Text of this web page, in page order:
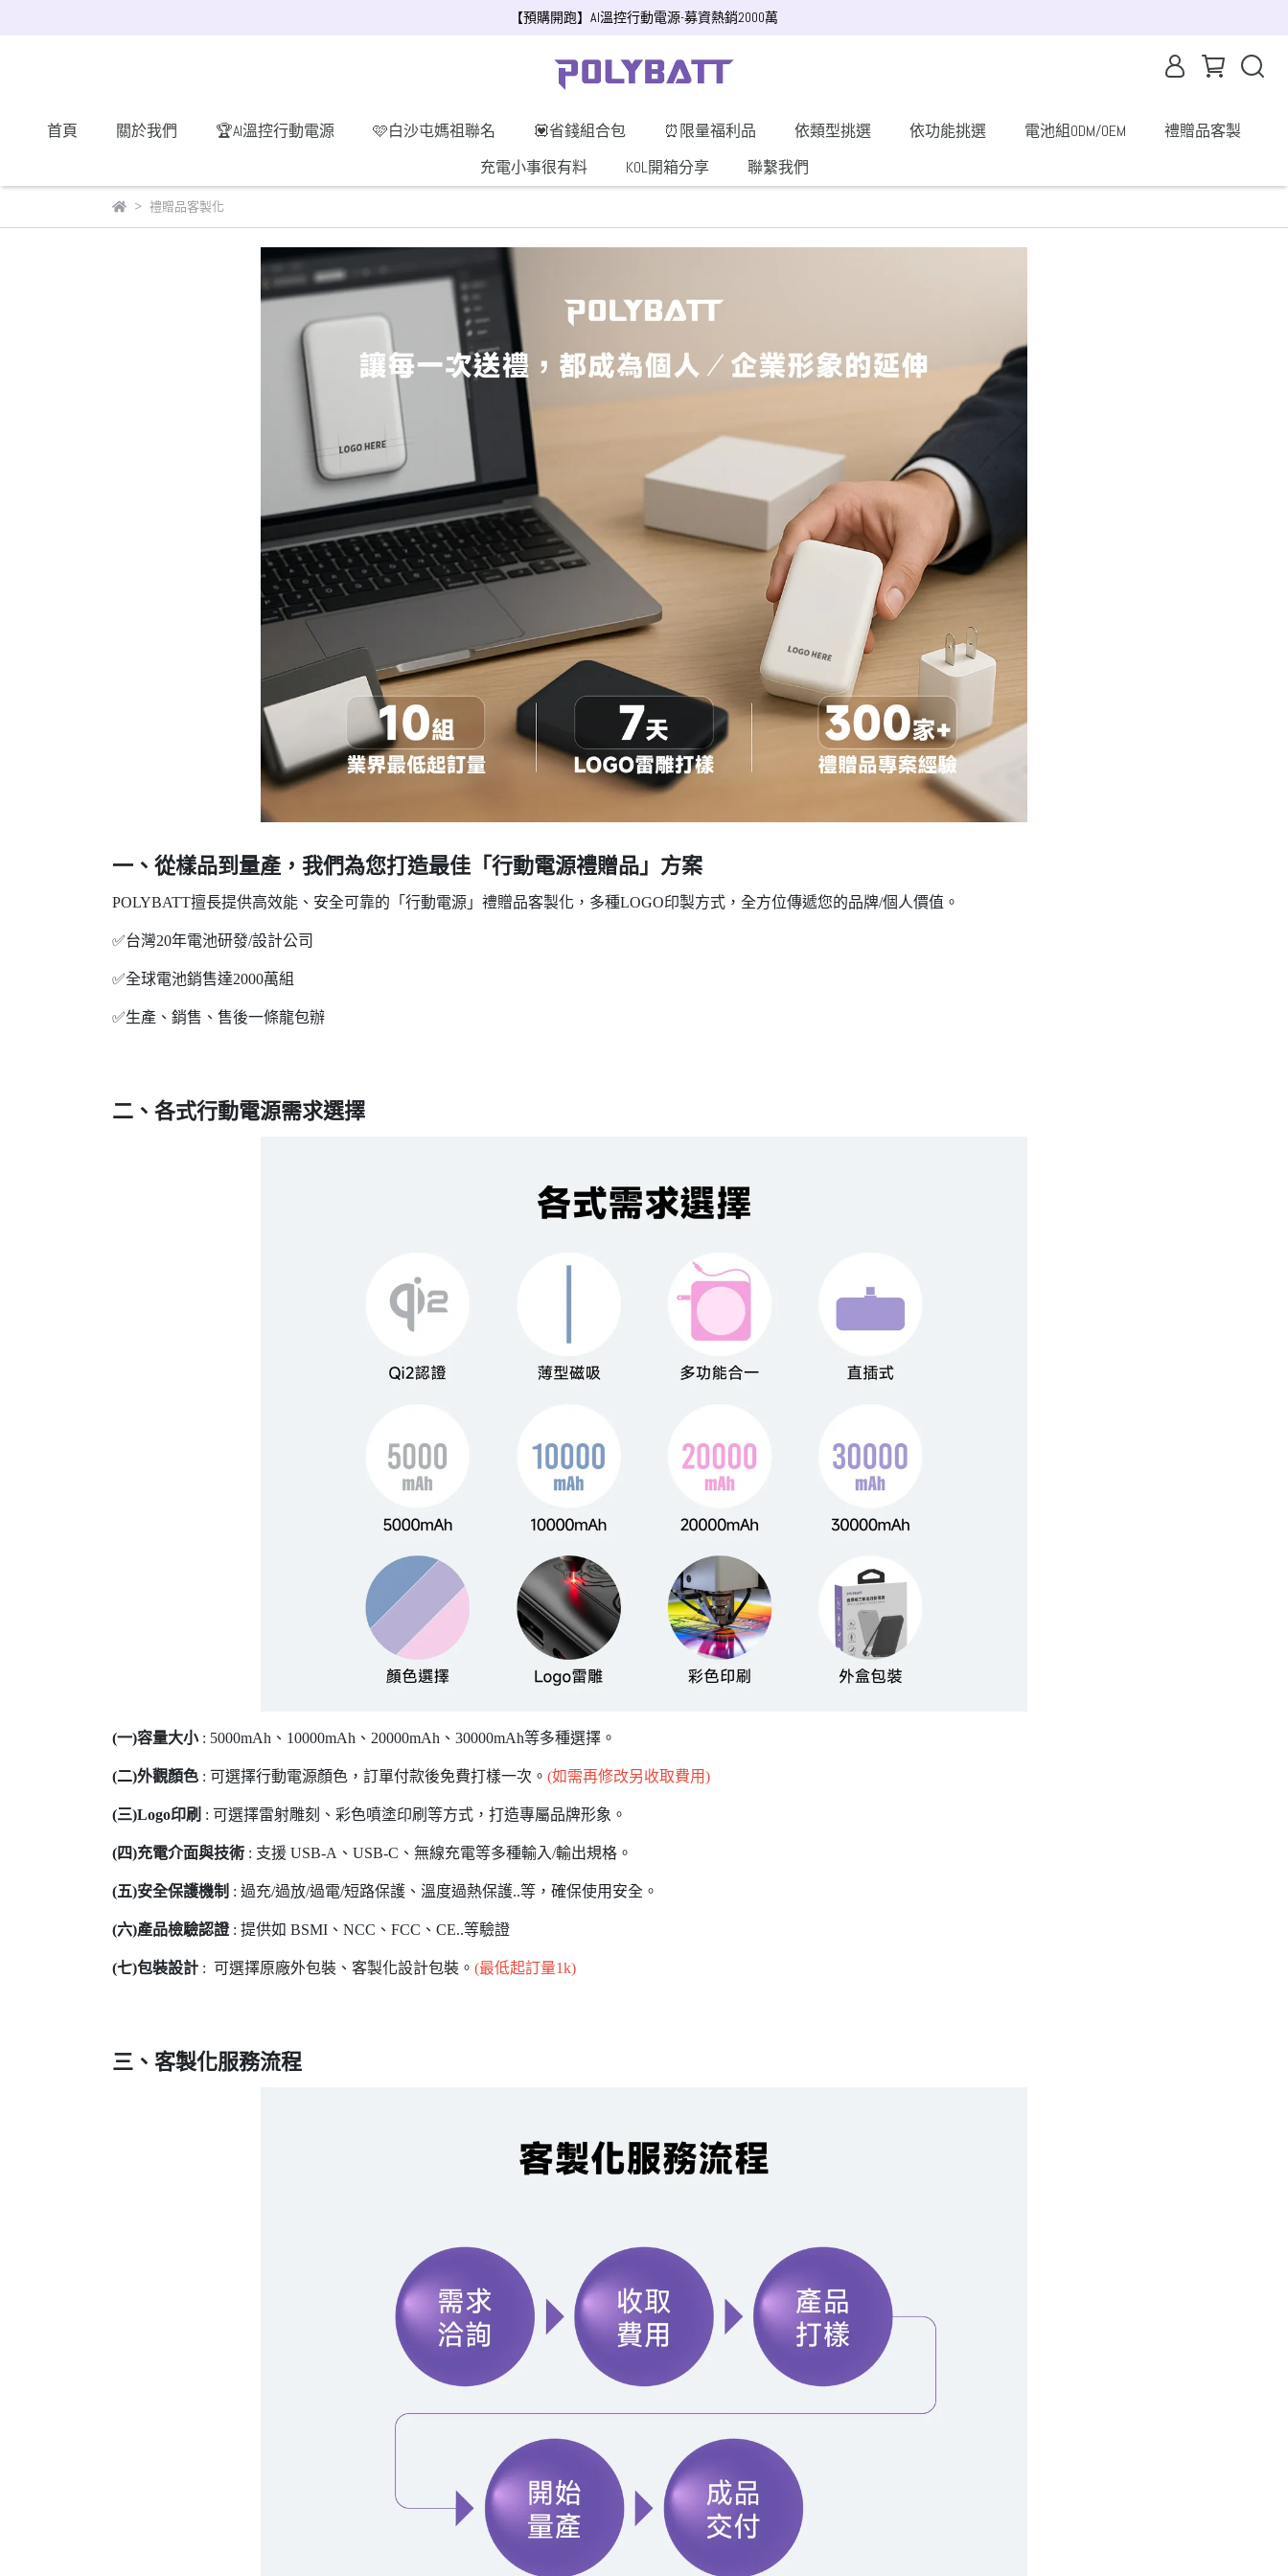
【預購開跑】AI溫控行動電源-募資熱銷2000萬
首頁 關於我們 🏆AI溫控行動電源 🩷白沙屯媽祖聯名 💟省錢組合包 ⏰限量福利品 依類型挑選 依功能挑選 電池組ODM/OEM
禮贈品客製
充電小事很有料
KOL開箱分享 聯繫我們
禮贈品客製化
一、從樣品到量產，我們為您打造最佳「行動電源禮贈品」方案
POLYBATT擅長提供高效能、安全可靠的「行動電源」禮贈品客製化，多種LOGO印製方式，全方位傳遞您的品牌/個人價值。
✅台灣20年電池研發/設計公司
✅全球電池銷售達2000萬組
✅生產、銷售、售後一條龍包辦
二、各式行動電源需求選擇
(一)容量大小: 5000mAh、10000mAh、20000mAh、30000mAh等多種選擇。
(二)外觀顏色 : 可選擇行動電源顏色，訂單付款後免費打樣一次。 (如需再修改另收取費用)
(三)Logo印刷 : 可選擇雷射雕刻、彩色噴塗印刷等方式，打造專屬品牌形象。
(四)充電介面與技術 : 支援 USB-A、USB-C、無線充電等多種輸入/輸出規格。
(五)安全保護機制 : 過充/過放/過電/短路保護、溫度過熱保護..等，確保使用安全。
(六)產品檢驗認證 : 提供如 BSMI、NCC、FCC、CE..等驗證
(七)包裝設計 : 可選擇原廠外包裝、客製化設計包裝。 (最低起訂量1k)
三、客製化服務流程